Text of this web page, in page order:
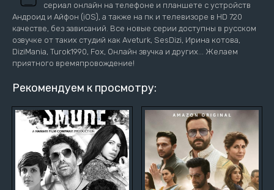
сериал онлайн на телефоне и планшете с устройств
Андроид и Айфон (iOS), а также на пк и телевизоре в HD 720
качестве, без зависаний. Все новые серии доступны в русском
озвучке от таких студий как Aveturk, SesDizi, Ирина котова,
DiziMania, Turok1990, Fox, Онлайн звучка и других... Желаем
приятного времяпровождение!
Рекомендуем к просмотру: